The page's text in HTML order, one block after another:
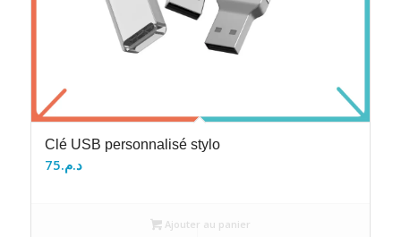
Clé USB personnalisé stylo
د.م.75
Ajouter au panier